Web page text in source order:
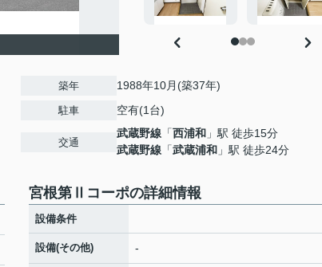
築年 1988年10月(築37年)
駐車 空有(1台)
交通
武蔵野線 「西浦和 」駅 徒歩15分
武蔵野線 「武蔵浦和 」駅 徒歩24分
宮根第Ⅱコーポの詳細情報
設備条件
設備(その他) -